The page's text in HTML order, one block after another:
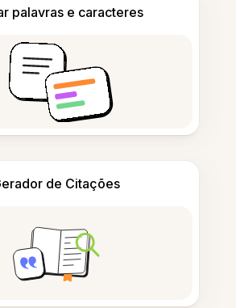
palavras e caracteres
de Citações